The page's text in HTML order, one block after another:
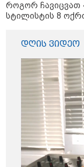
8
აგვისტო
8 აგვისტო ახალ
მოიტანს.
როგორ ჩავიცვათ
სტილისტის 8
დღის ვიდეო